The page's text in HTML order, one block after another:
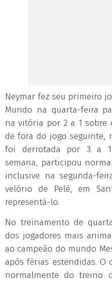
Neymar fez seu primeiro
Mundo na quarta-feira
na vitória por 2 a 1 sobre
de fora do jogo seguinte,
foi derrotada por 3 a 1
semana, participou
inclusive na segunda-
velório de Pelé, em
representá-lo.
No treinamento de
dos jogadores mais
ao campeão do mundo
após férias estendidas.
normalmente do treino